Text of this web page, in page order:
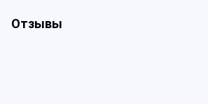
Отзывы